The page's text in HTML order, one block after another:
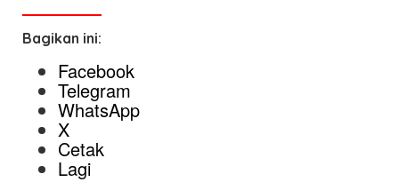
Bagikan ini:
Facebook
Telegram
WhatsApp
X
Cetak
Lagi